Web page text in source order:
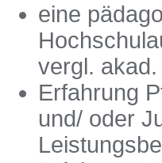
eine
vergl.
Erfahrung
und/ oder